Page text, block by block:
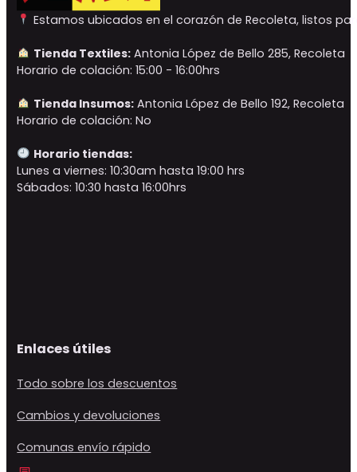
Estamos ubicados en el corazón de Recoleta, listos
Tienda Textiles:Antonia López de Bello 285, Recoleta
Horario de colación: 15:00 - 16:00hrs
Tienda Insumos:Antonia López de Bello 192, Recoleta
Horario de colación: No
Horario tiendas:
Lunes a viernes: 10:30am hasta 19:00 hrs
Sábados: 10:30 hasta 16:00hrs
Enlaces útiles
Todo sobre los descuentos
Cambios y devoluciones
Comunas envío rápido